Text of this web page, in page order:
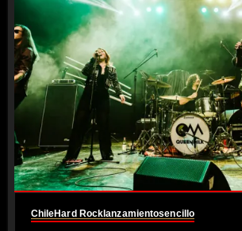
ChileHard Rock lanzamientosencillo